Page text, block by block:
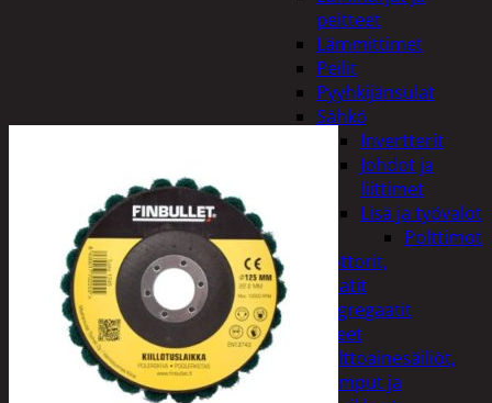
peitteet
Lämmittimet
Peilit
Pyyhkijänsulat
Sähkö
Invertterit
Johdot ja
liittimet
Lisä ja työvalot
Polttimot
Irtomoottorit,
aggregaatit
Aggregaatit
Lisälaitteet
Polttoainesäiliöt,
pumput ja